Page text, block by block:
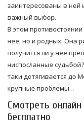
заинтересованы в ней
важный выбор.
В этом
нее, но и родных. Она
получится ли у нее
ниспосланные
таки дотягивается до
крупные проблемы…
Смотреть
бесплатно